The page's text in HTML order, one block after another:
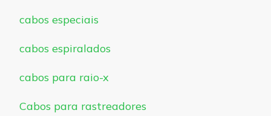
cabos especiais
cabos espiralados
cabos para raio-x
Cabos para rastreadores